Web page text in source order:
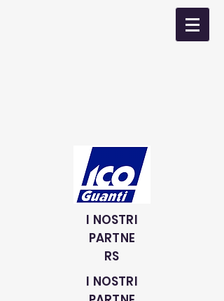
I NOSTRI
PARTNE
RS
I NOSTRI